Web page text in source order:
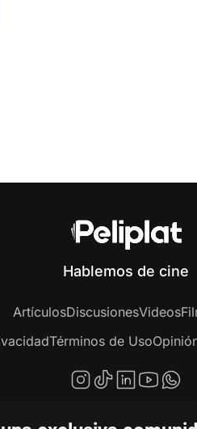
Hablemos de cine
ArtículosDiscusionesVideos
Términos de Uso